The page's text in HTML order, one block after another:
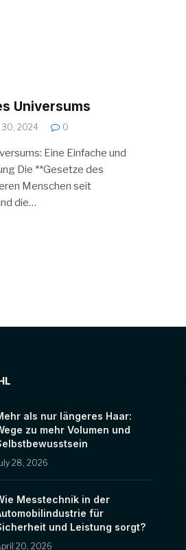
Universums
30, 2024 0
Eine Einfache und
Die **Gesetze des
Menschen seit
die…
als nur längeres Haar:
zu mehr Volumen und
July 28, 2026
Messtechnik in der
für
und Leistung sorgt?
20, 2026